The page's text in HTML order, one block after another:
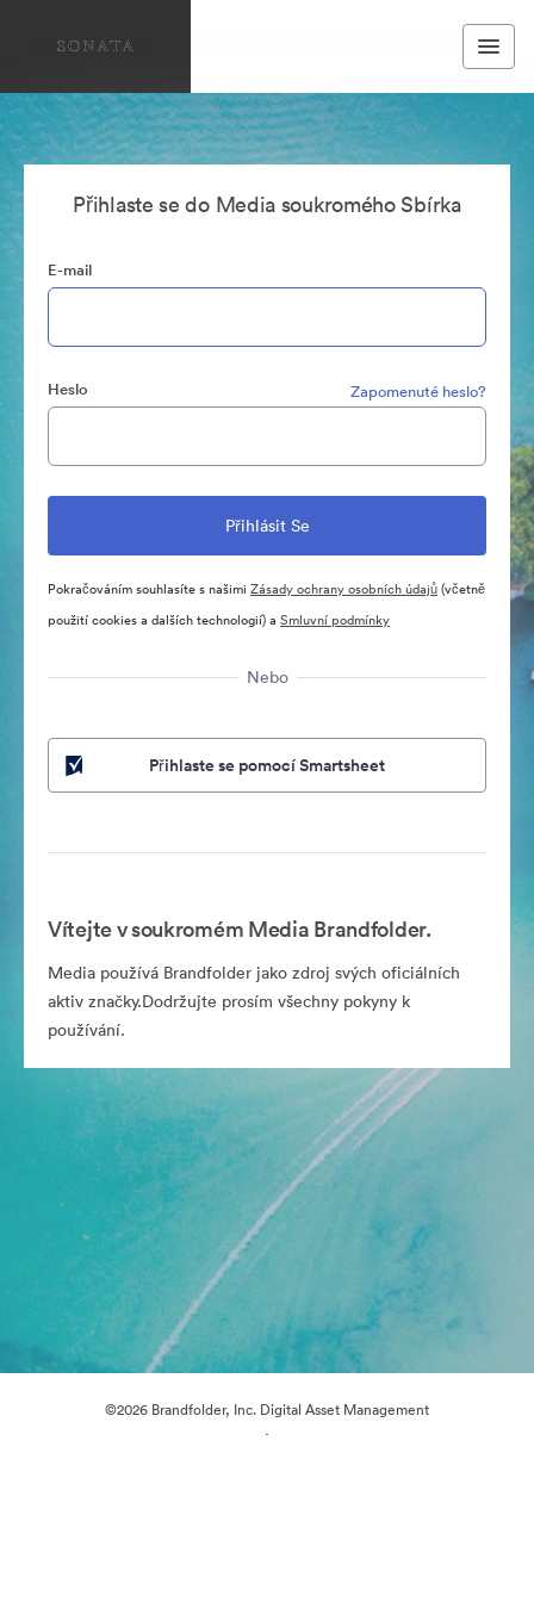
Přihlaste se do Media soukromého Sbírka
E-mail
Heslo Zapomenuté heslo?
Pokračováním souhlasíte s našimi Zásady ochrany osobních údajů(včetně
použití cookies a dalších technologií) a Smluvní podmínky
Nebo
Přihlaste se pomocí Smartsheet
Vítejte v soukromém Media Brandfolder.
Media používá Brandfolder jako zdroj svých oficiálních
aktiv značky.Dodržujte prosím všechny pokyny k
používání.
©2026 Brandfolder, Inc. Digital Asset Management
·